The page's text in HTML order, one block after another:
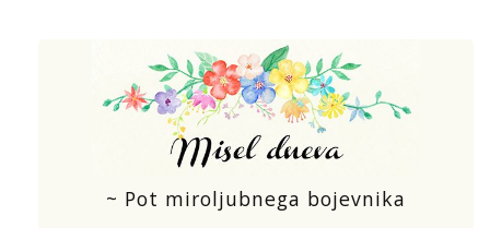
~ Pot miroljubnega bojevnika